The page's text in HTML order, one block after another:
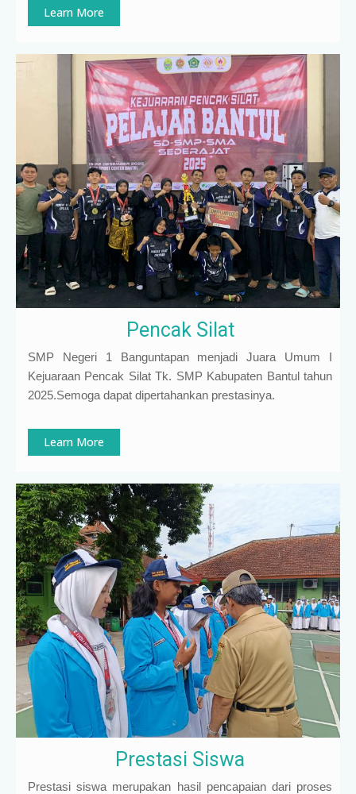
Learn More
Pencak Silat
SMP Negeri 1 Banguntapan menjadi Juara Umum I
Kejuaraan Pencak Silat Tk. SMP Kabupaten Bantul tahun
2025.Semoga dapat dipertahankan prestasinya.
Learn More
Prestasi Siswa
Prestasi siswa merupakan hasil pencapaian dari proses